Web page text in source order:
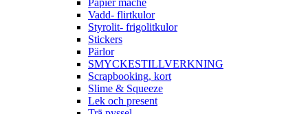
Vadd- flirtkulor
Styrolit- frigolitkulor
Stickers
Pärlor
SMYCKESTILLVERKNING
Scrapbooking, kort
Slime & Squeeze
Lek och present